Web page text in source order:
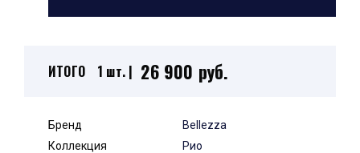
ИТОГО 1 шт. | 26 900 руб.
Бренд
Bellezza
Коллекция
Рио